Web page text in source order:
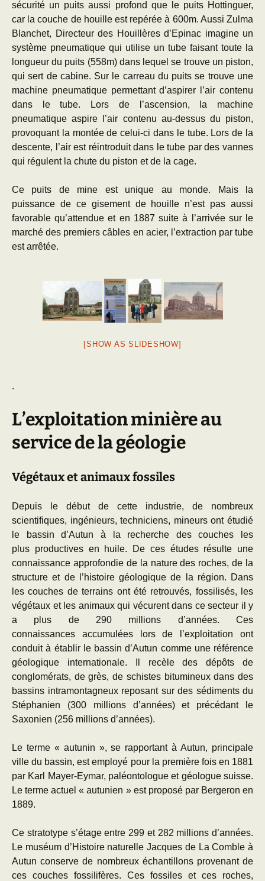
sécurité un puits aussi profond que le puits Hottinguer,
car la couche de houille est repérée à 600m. Aussi Zulma
Blanchet, Directeur des Houillères d’Epinac imagine un
système pneumatique qui utilise un tube faisant toute la
longueur du puits (558m) dans lequel se trouve un piston,
qui sert de cabine. Sur le carreau du puits se trouve une
machine pneumatique permettant d’aspirer l’air contenu
dans le tube. Lors de l’ascension, la machine
pneumatique aspire l’air contenu au-dessus du piston,
provoquant la montée de celui-ci dans le tube. Lors de la
descente, l’air est réintroduit dans le tube par des vannes
qui régulent la chute du piston et de la cage.
Ce puits de mine est unique au monde. Mais la
puissance de ce gisement de houille n’est pas aussi
favorable qu’attendue et en 1887 suite à l’arrivée sur le
marché des premiers câbles en acier, l’extraction par tube
est arrêtée.
[SHOW AS SLIDESHOW]
.
L’exploitation minière au
service de la géologie
Végétaux et animaux fossiles
Depuis le début de cette industrie, de nombreux
scientifiques, ingénieurs, techniciens, mineurs ont étudié
le bassin d’Autun à la recherche des couches les
plus productives en huile. De ces études résulte une
connaissance approfondie de la nature des roches, de la
structure et de l’histoire géologique de la région. Dans
les couches de terrains ont été retrouvés, fossilisés, les
végétaux et les animaux qui vécurent dans ce secteur il y
a plus de 290 millions d’années. Ces
connaissances accumulées lors de l’exploitation ont
conduit à établir le bassin d’Autun comme une référence
géologique internationale. Il recèle des dépôts de
conglomérats, de grès, de schistes bitumineux dans des
bassins intramontagneux reposant sur des sédiments du
Stéphanien (300 millions d’années) et précédant le
Saxonien (256 millions d’années).
Le terme « autunin », se rapportant à Autun, principale
ville du bassin, est employé pour la première fois en 1881
par Karl Mayer-Eymar, paléontologue et géologue suisse.
Le terme actuel « autunien » est proposé par Bergeron en
1889.
Ce stratotype s’étage entre 299 et 282 millions d’années.
Le muséum d’Histoire naturelle Jacques de La Comble à
Autun conserve de nombreux échantillons provenant de
ces couches fossilifères. Ces fossiles et ces roches,